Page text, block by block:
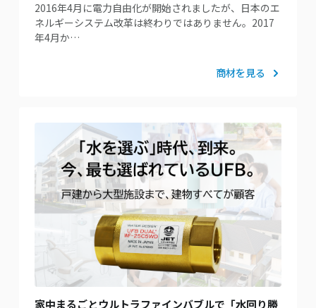
2016年4月に電力自由化が開始されましたが、日本のエ
ネルギーシステム改革は終わりではありません。2017
年4月か…
商材を見る
家中まるごとウルトラファインバブルで「水回り勝